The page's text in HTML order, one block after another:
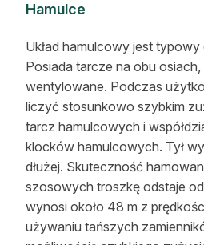
Hamulce
Układ hamulcowy jest
Posiada tarcze na obu
wentylowane. Podczas
liczyć stosunkowo szybkim
tarcz hamulcowych i
klocków hamulcowych. Tył
dłużej. Skuteczność
szosowych troszkę odstaje
wynosi około 48 m z
używaniu tańszych